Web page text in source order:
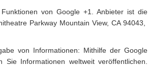
von Google +1. Anbieter ist die
Parkway Mountain View, CA 94043,
von Informationen: Mithilfe der Google
Sie Informationen weltweit veröffentlichen.